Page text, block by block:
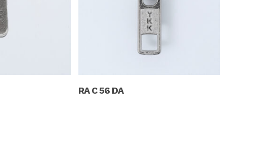
RA C 56 DA